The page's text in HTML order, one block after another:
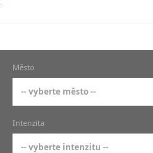
Město
-- vyberte město --
-- vyberte město --
pražské městské části
Intenzita
-- vyberte intenzitu --